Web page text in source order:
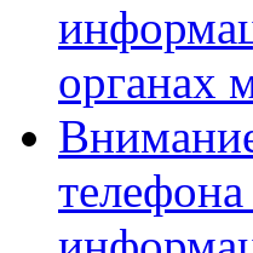
органах